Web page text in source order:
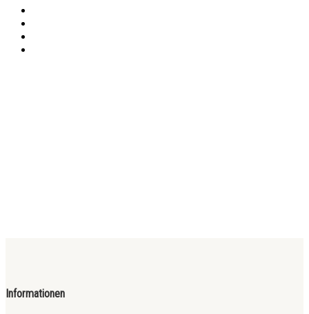
Informationen